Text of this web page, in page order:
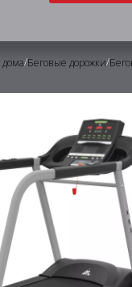
/Беговые дорожки/